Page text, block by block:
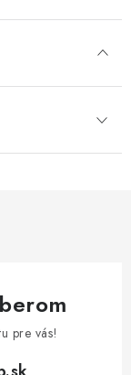
pre vás!